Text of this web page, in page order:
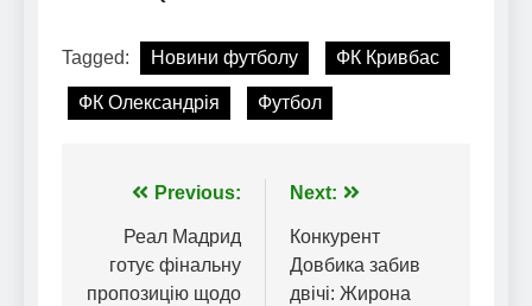
Tagged: Новини футболу ФК Кривбас
ФК Олександрія Футбол
Навігація
записів
Previous:
Реал Мадрид
готує фінальну
пропозицію щодо
Next:
Конкурент
Довбика забив
двічі: Жирона